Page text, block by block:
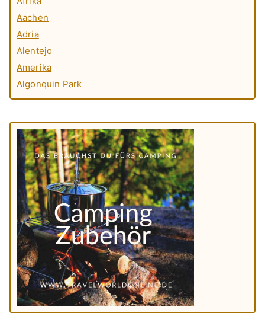
Aachen
Adria
Alentejo
Amerika
Algonquin Park